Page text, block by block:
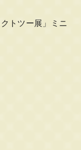
トツー展」ミニ